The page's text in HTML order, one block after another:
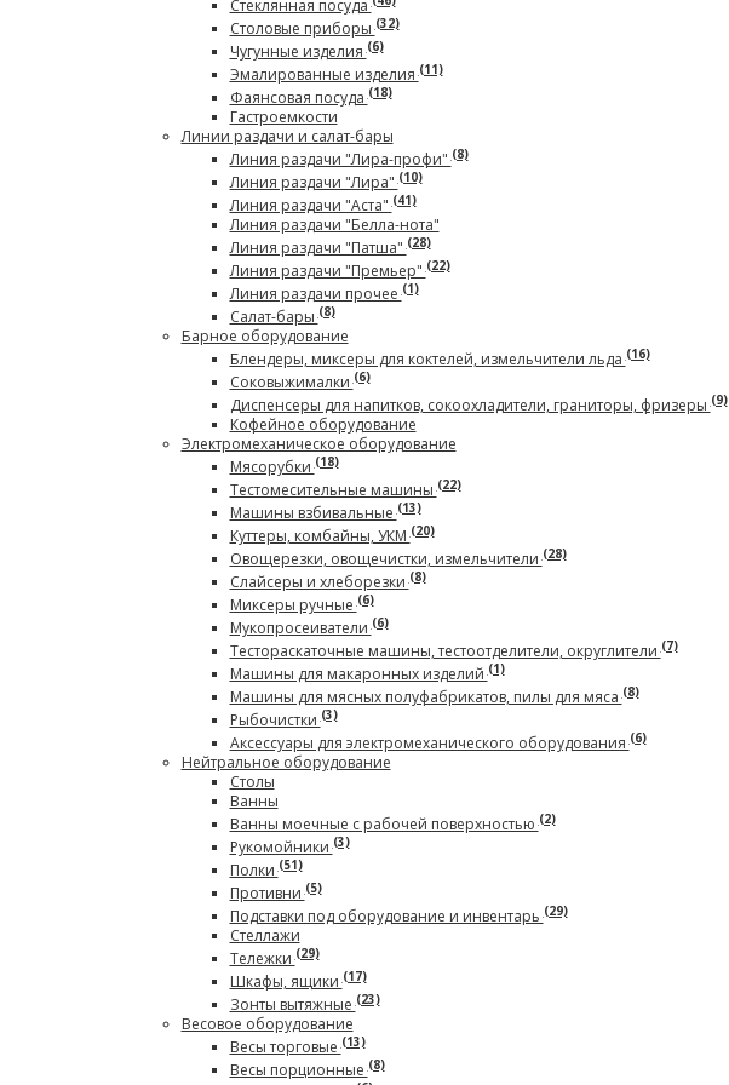
Стеклянная посуда
Столовые приборы(32)
Чугунные изделия(6)
Эмалированные изделия(11)
Фаянсовая посуда(18)
Гастроемкости
Линии раздачи и салат-бары
Линия раздачи "Лира-профи"(8)
Линия раздачи "Лира"(10)
Линия раздачи "Аста"(41)
Линия раздачи "Белла-нота"
Линия раздачи "Патша"(28)
Линия раздачи "Премьер"(22)
Линия раздачи прочее(1)
Салат-бары(8)
Барное оборудование
Блендеры, миксеры для коктелей, измельчители льда(16)
Соковыжималки(6)
Диспенсеры для напитков, сокоохладители, граниторы, фризеры(9)
Кофейное оборудование
Электромеханическое оборудование
Мясорубки(18)
Тестомесительные машины(22)
Машины взбивальные(13)
Куттеры, комбайны, УКМ(20)
Овощерезки, овощечистки, измельчители(28)
Слайсеры и хлеборезки(8)
Миксеры ручные(6)
Мукопросеиватели(6)
Тестораскаточные машины, тестоотделители, округлители(7)
Машины для макаронных изделий(1)
Машины для мясных полуфабрикатов, пилы для мяса(8)
Рыбочистки(3)
Аксессуары для электромеханического оборудования(6)
Нейтральное оборудование
Столы
Ванны
Ванны моечные с рабочей поверхностью(2)
Рукомойники(3)
Полки(51)
Противни(5)
Подставки под оборудование и инвентарь(29)
Стеллажи
Тележки(29)
Шкафы, ящики(17)
Зонты вытяжные(23)
Весовое оборудование
Весы торговые(13)
Весы порционные(8)